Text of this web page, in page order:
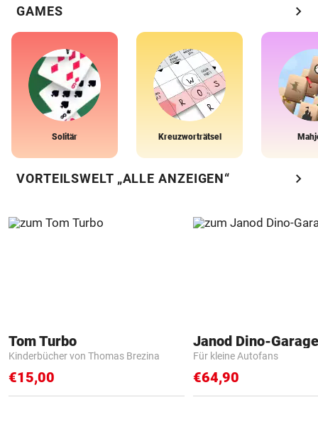
GAMES chevron_right
Solitär Kreuzworträtsel
VORTEILSWELT „ALLE ANZEIGEN“ chevron_right
Tom Turbo
Kinderbücher von Thomas Brezina
€15,00
Janod Dino-Garage
Für kleine Autofans
€64,90